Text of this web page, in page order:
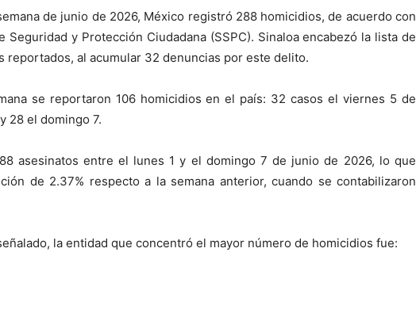
de junio de 2026, México registró 288 homicidios, de acuerdo con
Seguridad y Protección Ciudadana (SSPC). Sinaloa encabezó la lista de
reportados, al acumular 32 denuncias por este delito.
se reportaron 106 homicidios en el país: 32 casos el viernes 5 de
28 el domingo 7.
asesinatos entre el lunes 1 y el domingo 7 de junio de 2026, lo que
de 2.37% respecto a la semana anterior, cuando se contabilizaron
la entidad que concentró el mayor número de homicidios fue: